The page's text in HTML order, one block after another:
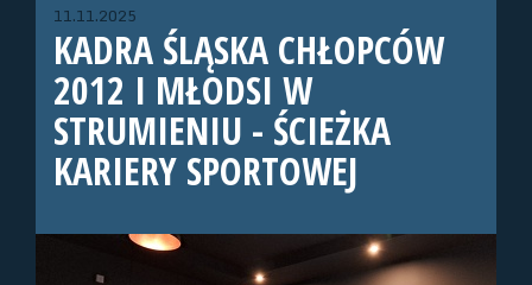
11.11.2025
KADRA ŚLĄSKA CHŁOPCÓW
2012 I MŁODSI W
STRUMIENIU - ŚCIEŻKA
KARIERY SPORTOWEJ